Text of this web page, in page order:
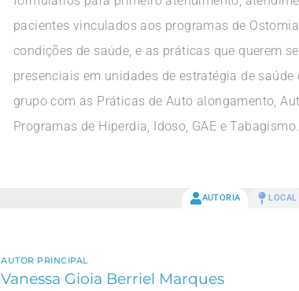
pacientes vinculados aos programas de
condições de saúde, e as práticas que querem
presenciais em unidades de estratégia de
grupo com as Práticas de Auto alongamento,
Programas de Hiperdia, Idoso, GAE e Tabagismo.
AUTORIA LOCAL
AUTOR PRINCIPAL
Vanessa Gioia Berriel Marques